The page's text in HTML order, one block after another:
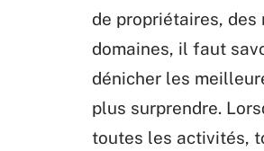
de propriétaires, des
domaines, il faut
dénicher les
plus surprendre.
toutes les activités,